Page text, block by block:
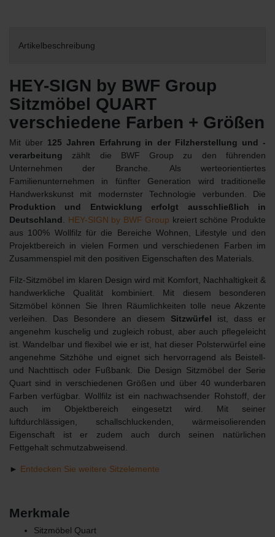
Artikelbeschreibung
HEY-SIGN by BWF Group
Sitzmöbel QUART
verschiedene Farben + Größen
Mit über 125 Jahren Erfahrung in der Filzherstellung und -
verarbeitung zählt die BWF Group zu den führenden
Unternehmen der Branche. Als werteorientiertes
Familienunternehmen in fünfter Generation wird traditionelle
Handwerkskunst mit modernster Technologie verbunden. Die
Produktion und Entwicklung erfolgt ausschließlich in
Deutschland
HEY-SIGN by BWF Group kreiert schöne Produkte
aus 100% Wollfilz für die Bereiche Wohnen, Lifestyle und den
Projektbereich in vielen Formen und verschiedenen Farben im
Zusammenspiel mit den positiven Eigenschaften des Materials.
Filz-Sitzmöbel im klaren Design wird mit Komfort, Nachhaltigkeit &
handwerkliche Qualität kombiniert. Mit diesem besonderen
Sitzmöbel können Sie Ihren Räumlichkeiten tolle neue Akzente
verleihen. Das Besondere an diesem Sitzwürfel ist, dass er
angenehm kuschelig und zugleich robust, aber auch pflegeleicht
ist. Wandelbar und flexibel wie er ist, hat dieser Polsterwürfel eine
angenehme Sitzhöhe und eignet sich hervorragend als Beistell-
und Nachttisch oder Fußbank. Die Design Sitzmöbel der Serie
Quart sind in verschiedenen Größen und über 40 wunderbaren
Farben verfügbar. Wollfilz ist ein nachwachsender Rohstoff, der
auch im Objektbereich eingesetzt wird. Mit seiner
luftdurchlässigen, schallschluckenden, wärmeisolierenden
Eigenschaft ist er zudem auch durch seinen natürlichen
Fettgehalt schmutzabweisend.
► Entdecken Sie weitere Sitzelemente
Merkmale
Sitzmöbel Quart